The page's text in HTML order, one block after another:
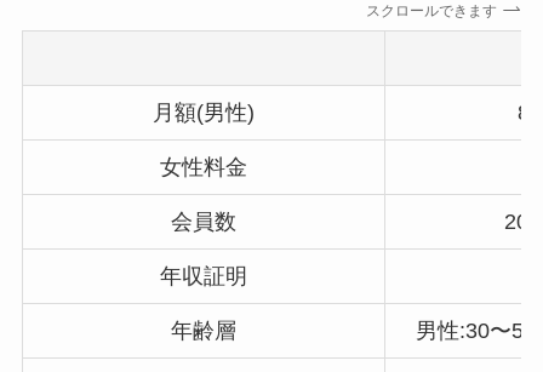
スクロールできます
月額(男性)
女性料金
会員数
年収証明
年齢層 男性:30〜